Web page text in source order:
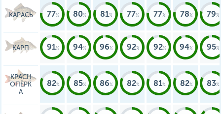
КАРАСЬ 77 80 81 77 77 78 79
КАРП 91 94 96 92 92 94 95
КРАСН
ОПЁРК
А
82 85 86 82 81 82 83